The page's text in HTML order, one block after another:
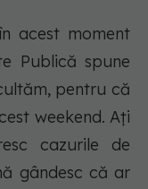
acest moment
Publică spune
pentru că
weekend. Ați
cazurile de
gândesc că ar